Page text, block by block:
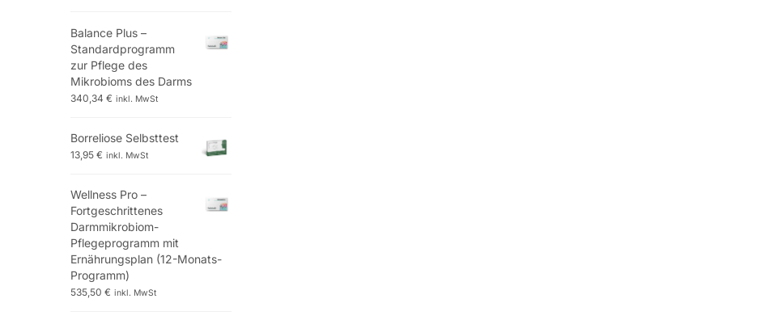
Balance Plus –
Standardprogramm
zur Pflege des
Mikrobioms des Darms
340,34 € inkl. MwSt
Borreliose Selbsttest
13,95 € inkl. MwSt
Wellness Pro –
Fortgeschrittenes
Darmmikrobiom-
Pflegeprogramm mit
Ernährungsplan (12-Monats-
Programm)
535,50 € inkl. MwSt